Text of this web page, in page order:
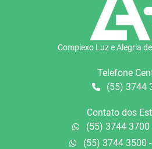
Complexo Luz e Alegria
Telefone
(55) 3744
Contato dos
(55) 3744 3700
(55) 3744 3500